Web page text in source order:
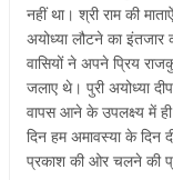
नहीं था। श्री राम की
अयोध्या लौटने का
वासियों ने अपने प्रिय
जलाए थे। पुरी अयोध्या
वापस आने के उपलक्ष्य में
दिन हम अमावस्या के दिन
प्रकाश की ओर चलने की